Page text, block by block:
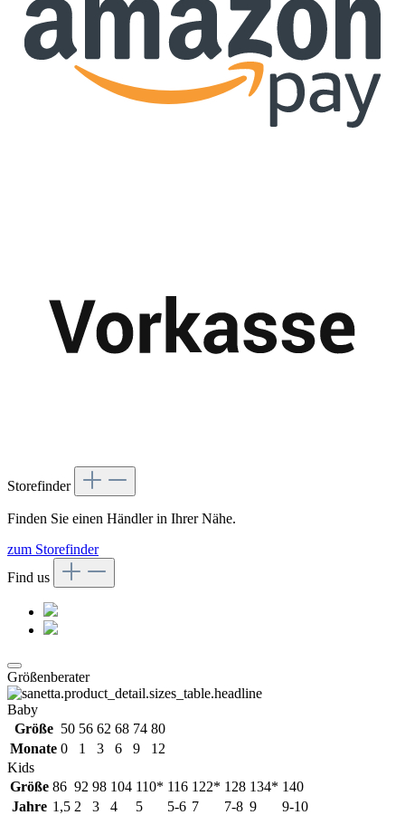
Storefinder
Finden Sie einen Händler in Ihrer Nähe.
zum Storefinder
Find us
Größenberater
Baby
Größe 50 56 62 68 74 80
Monate 0 1 3 6 9
12
Kids
Größe 86 92 98 104 110* 116 122* 128 134* 140
Jahre 1,5 2 3 4 5 5-6 7 7-8 9 9-10